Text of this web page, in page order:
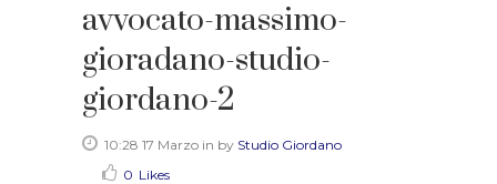
avvocato-massimo-
gioradano-studio-
giordano-2
10:28 17 Marzo in by Studio Giordano
0 Likes